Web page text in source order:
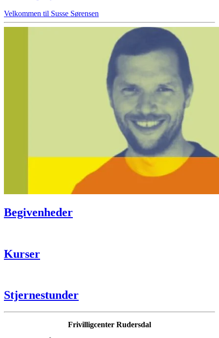
Velkommen til Susse Sørensen
Begivenheder
Kurser
Stjernestunder
Frivilligcenter Rudersdal